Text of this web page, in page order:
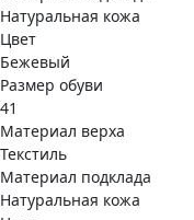
Натуральная кожа
Цвет
Бежевый
Размер обуви
41
Материал верха
Текстиль
Материал подклада
Натуральная кожа